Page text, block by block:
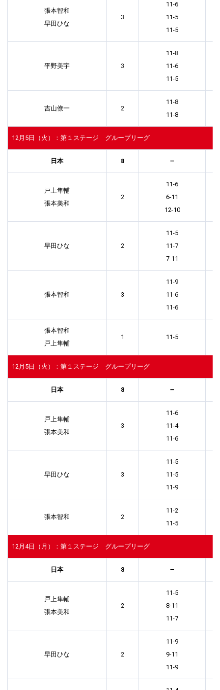
張本智和
早田ひな
3
11-6
11-5
11-5
平野美宇 3
11-8
11-6
11-5
吉山僚一 2
11-8
11-8
12月5日（火）：第１ステージ グループリーグ
日本 8 –
戸上隼輔
張本美和
2
11-6
6-11
12-10
早田ひな 2
11-5
11-7
7-11
張本智和 3
11-9
11-6
11-6
張本智和
戸上隼輔
1 11-5
12月5日（火）：第１ステージ グループリーグ
日本 8 –
戸上隼輔
張本美和
3
11-6
11-4
11-6
早田ひな 3
11-5
11-5
11-9
張本智和 2
11-2
11-5
12月4日（月）：第１ステージ グループリーグ
日本 8 –
戸上隼輔
張本美和
2
11-5
8-11
11-7
早田ひな 2
11-9
9-11
11-9